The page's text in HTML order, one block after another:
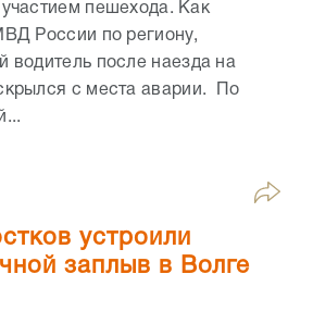
пешехода. Как
России по региону,
водитель после наезда на
с места аварии. По
устроили
заплыв в Волге